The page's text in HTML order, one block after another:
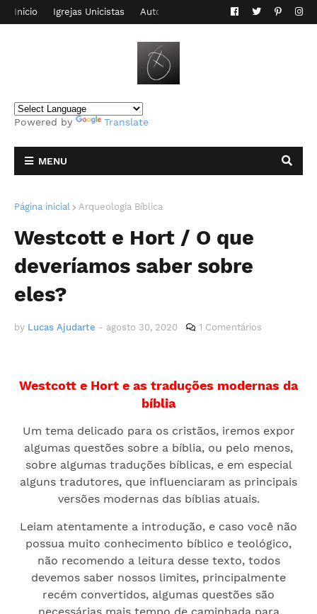
Inicio Igrejas Unicistas Autor do Blog Contato
Powered by Translate
MENU
Página inicial Arqueologia Bíblica
Westcott e Hort / O que
deveríamos saber sobre
eles?
by Lucas Ajudarte - agosto 30, 2020 1 Comentários
Westcott e Hort e as traduções modernas da
bíblia
Um tema delicado para os cristãos, iremos expor
algumas questões sobre a bíblia, ou pelo menos,
sobre algumas traduções bíblicas, e em especial
alguns tradutores, que influenciaram as principais
versões modernas das bíblias atuais.
Leiam atentamente a introdução, e caso você não
possua muito conhecimento bíblico e teológico,
não recomendo a leitura desse texto, todos
devemos saber nossos limites, principalmente
recém convertidos, algumas questões são